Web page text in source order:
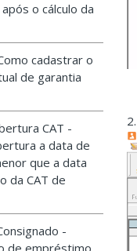
o cálculo da
cadastrar o
de garantia
CAT -
a data de
que a data
da CAT de
-
de empréstimo